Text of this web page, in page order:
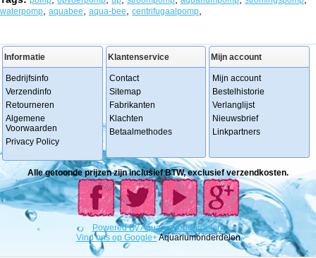
waterpomp aquabee aqua-bee centrifugaalpomp
Informatie
Bedrijfsinfo
Verzendinfo
Retourneren
Algemene
Voorwaarden
Privacy Policy
Klantenservice
Contact
Sitemap
Fabrikanten
Klachten
Betaalmethodes
Mijn account
Mijn account
Bestelhistorie
Verlanglijst
Nieuwsbrief
Linkpartners
Alle getoonde prijzen zijn inclusief BTW, exclusief verzendkosten.
PoweredByAquariumonderdelen.
Vind ons op Google+Aquariumonderdelen